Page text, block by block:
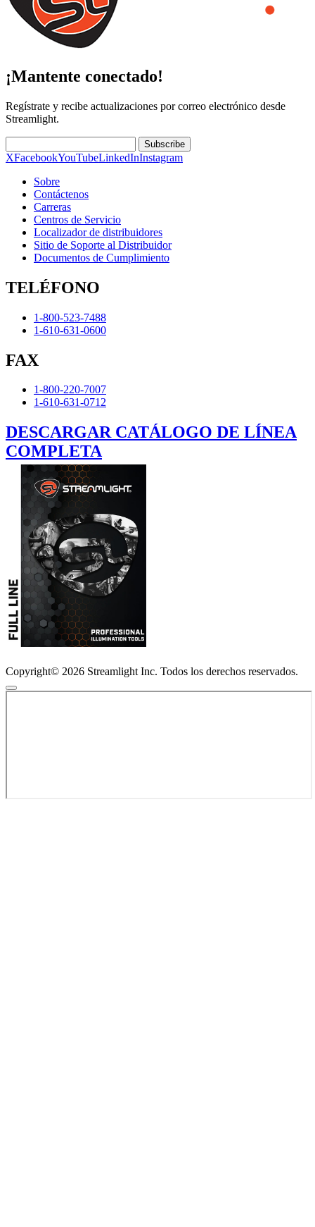
¡Mantente conectado!
Regístrate y recibe actualizaciones por correo electrónico desde
Streamlight.
Subscribe
XFacebookYouTubeLinkedInInstagram
Sobre
Contáctenos
Carreras
Centros de Servicio
Localizador de distribuidores
Sitio de Soporte al Distribuidor
Documentos de Cumplimiento
TELÉFONO
1-800-523-7488
1-610-631-0600
FAX
1-800-220-7007
1-610-631-0712
DESCARGAR CATÁLOGO DE LÍNEA
COMPLETA
Copyright© 2026 Streamlight Inc. Todos los derechos reservados.